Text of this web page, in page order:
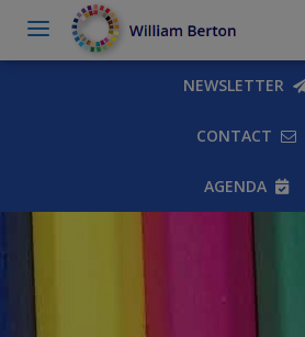
NEWSLETTER
CONTACT
AGENDA